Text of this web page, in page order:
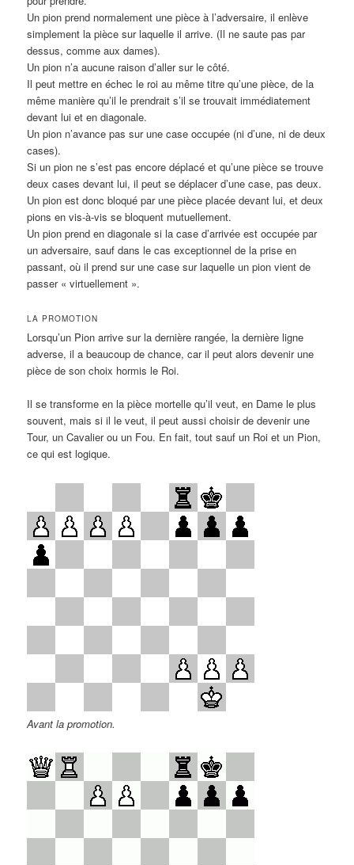
Un pion prend normalement une pièce à l’adversaire, il enlève
simplement la pièce sur laquelle il arrive. (Il ne saute pas par
dessus, comme aux dames).
Un pion n’a aucune raison d’aller sur le côté.
Il peut mettre en échec le roi au même titre qu’une pièce, de la
même manière qu’il le prendrait s’il se trouvait immédiatement
devant lui et en diagonale.
Un pion n’avance pas sur une case occupée (ni d’une, ni de deux
cases).
Si un pion ne s’est pas encore déplacé et qu’une pièce se trouve
deux cases devant lui, il peut se déplacer d’une case, pas deux.
Un pion est donc bloqué par une pièce placée devant lui, et deux
pions en vis-à-vis se bloquent mutuellement.
Un pion prend en diagonale si la case d’arrivée est occupée par
un adversaire, sauf dans le cas exceptionnel de la prise en
passant, où il prend sur une case sur laquelle un pion vient de
passer « virtuellement ».
LA PROMOTION
Lorsqu’un Pion arrive sur la dernière rangée, la dernière ligne
adverse, il a beaucoup de chance, car il peut alors devenir une
pièce de son choix hormis le Roi.
Il se transforme en la pièce mortelle qu’il veut, en Dame le plus
souvent, mais si il le veut, il peut aussi choisir de devenir une
Tour, un Cavalier ou un Fou. En fait, tout sauf un Roi et un Pion,
ce qui est logique.
Avant la promotion.